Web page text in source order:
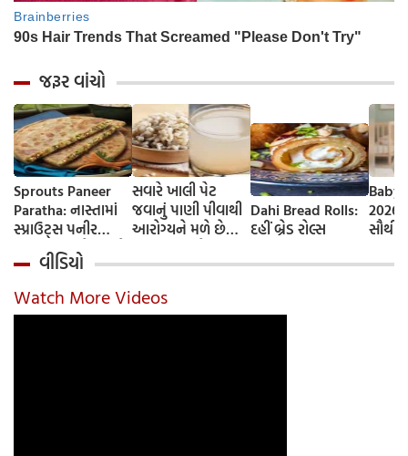
જરૂર વાંચો
Sprouts Paneer
Paratha: નાસ્તામાં
સ્પ્રાઉટ્સ પનીર
પરાઠા બનાવો, તમને
પ્રોટીનનો ડબલ ડોઝ
સવારે ખાલી પેટ
જવાનું પાણી પીવાથી
આરોગ્યને મળે છે
જાણીએ તેના ફાયદા
અને ઉપયોગ કરવાની
યોગ્ય રીત
Dahi Bread Rolls:
દહીં બ્રેડ રોલ્સ
Baby
વીડિયો
Watch More Videos